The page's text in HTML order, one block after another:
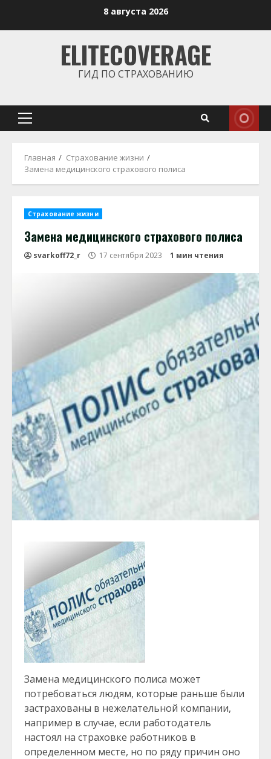
8 августа 2026
ELITECOVERAGE
ГИД ПО СТРАХОВАНИЮ
Основное
Главная
Страхование жизни
Замена медицинского страхового полиса
Страхование жизни
Замена медицинского страхового полиса
svarkoff72_r 17 сентября 2023 1 мин чтения
Замена медицинского полиса может
потребоваться людям, которые раньше были
застрахованы в нежелательной компании,
например в случае, если работодатель
настоял на страховке работников в
определенном месте, но по ряду причин оно